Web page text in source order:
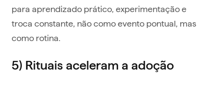
para aprendizado prático, experimentação e
troca constante, não como evento pontual, mas
como rotina.
5) Rituais aceleram a adoção